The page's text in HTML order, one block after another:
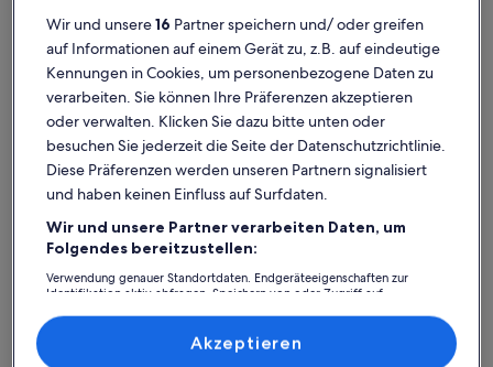
Finde Unterkünfte ganz nach deinem
Geschmack
Ferienhaus
Suche nach FerienhäusernSuche nach Ferienwohnungen oder
Suche nach
Wir und unsere16 Partner speichern und/ oder greifen
auf Informationen auf einem Gerät zu, z.B. auf eindeutige
Kennungen in Cookies, um personenbezogene Daten zu
verarbeiten. Sie können Ihre Präferenzen akzeptieren
oder verwalten. Klicken Sie dazu bitte unten oder
besuchen Sie jederzeit die Seite der Datenschutzrichtlinie.
Diese Präferenzen werden unseren Partnern signalisiert
und haben keinen Einfluss auf Surfdaten.
Wir und unsere Partner verarbeiten Daten, um
Folgendes bereitzustellen:
Verwendung genauer Standortdaten. Endgeräteeigenschaften zur
Identifikation aktiv abfragen. Speichern von oder Zugriff auf
Inhalte, Messung von Werbeleistung und der Performance von Inhalten,
Zielgruppenforschung sowie Entwicklung und Verbesserung von
Akzeptieren